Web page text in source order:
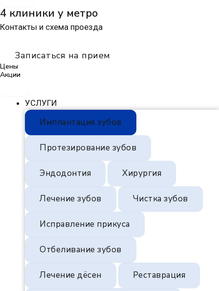
4 клиники у метро
Контакты и схема проезда
Записаться на прием
Цены
Акции
УСЛУГИ
Имплантация зубов
Протезирование зубов
Эндодонтия Хирургия
Лечение зубов Чистка зубов
Исправление прикуса
Отбеливание зубов
Лечение дёсен Реставрация